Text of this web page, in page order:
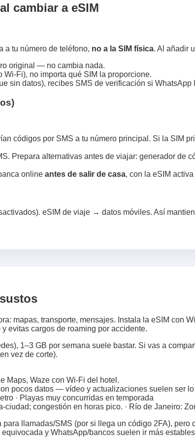
cambiar a eSIM
a tu número de teléfono, no a la SIM física. Al añadir
original — no cambia nada.
no importa qué SIM la proporcione.
sin datos), recibes SMS de verificación si WhatsApp
códigos por SMS a tu número principal. Si la SIM
Prepara alternativas antes de viajar: generador de
online antes de salir de casa, con la eSIM
eSIM de viaje → datos móviles. Así
mapas, transporte, mensajes. Instala la eSIM con
evitas cargos de roaming por accidente.
1–3 GB por semana suele bastar. Si vas a
vez de corte).
Maps, Waze con Wi‑Fi del hotel.
pocos datos — vídeo y actualizaciones suelen ser
· Playas muy concurridas en temporada
ciudad; congestión en horas pico. · Río de Janeiro:
llamadas/SMS (por si llega un código 2FA),
y WhatsApp/bancos suelen ir más